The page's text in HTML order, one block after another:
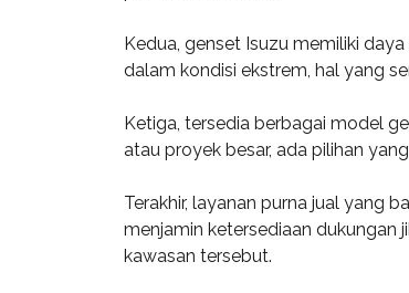
Kedua, genset Isuzu memiliki
dalam kondisi ekstrem, hal yang
Ketiga, tersedia berbagai model
atau proyek besar, ada pilihan
Terakhir, layanan purna jual yang
menjamin ketersediaan dukungan
kawasan tersebut.